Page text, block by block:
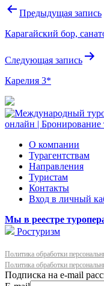
Навигация
записям
Предыдущая запись
Карагайский бор,
Следующая запись
Карелия 3*
О компании
Турагентствам
Направления
Туристам
Контакты
Вход в личный
Мы в реестре
Ростуризм
Политика обработки
Политика обработки